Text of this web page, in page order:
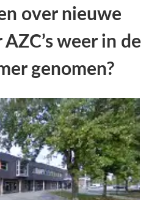
over nieuwe
weer in de
genomen?